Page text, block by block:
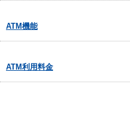
ATM機能
ATM利用料金